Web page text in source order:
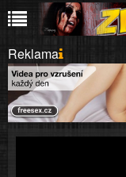
Reklama